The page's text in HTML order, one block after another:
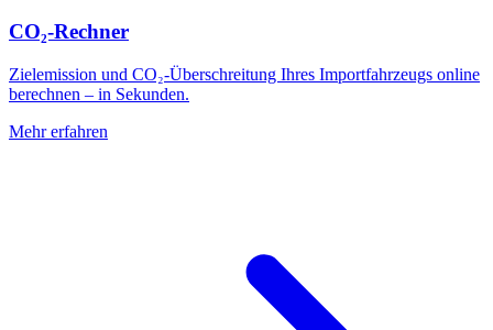
CO₂-Rechner
Zielemission und CO₂-Überschreitung Ihres Importfahrzeugs online
berechnen – in Sekunden.
Mehr erfahren